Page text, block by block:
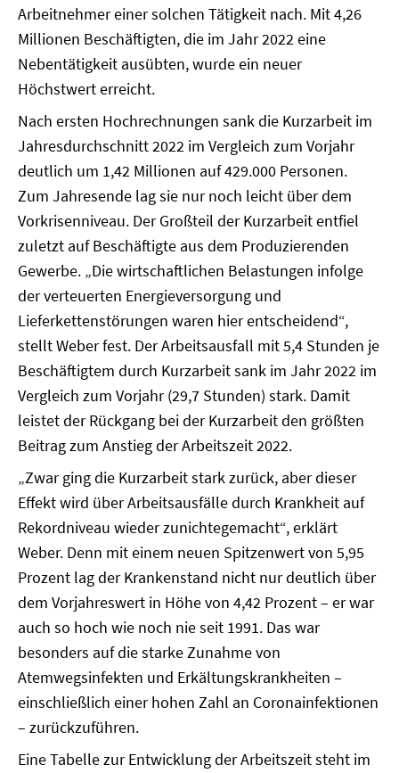
Arbeitnehmer einer solchen Tätigkeit nach. Mit 4,26
Millionen Beschäftigten, die im Jahr 2022 eine
Nebentätigkeit ausübten, wurde ein neuer
Höchstwert erreicht.
Nach ersten Hochrechnungen sank die Kurzarbeit im
Jahresdurchschnitt 2022 im Vergleich zum Vorjahr
deutlich um 1,42 Millionen auf 429.000 Personen.
Zum Jahresende lag sie nur noch leicht über dem
Vorkrisenniveau. Der Großteil der Kurzarbeit entfiel
zuletzt auf Beschäftigte aus dem Produzierenden
Gewerbe. „Die wirtschaftlichen Belastungen infolge
der verteuerten Energieversorgung und
Lieferkettenstörungen waren hier entscheidend“,
stellt Weber fest. Der Arbeitsausfall mit 5,4 Stunden je
Beschäftigtem durch Kurzarbeit sank im Jahr 2022 im
Vergleich zum Vorjahr (29,7 Stunden) stark. Damit
leistet der Rückgang bei der Kurzarbeit den größten
Beitrag zum Anstieg der Arbeitszeit 2022.
„Zwar ging die Kurzarbeit stark zurück, aber dieser
Effekt wird über Arbeitsausfälle durch Krankheit auf
Rekordniveau wieder zunichtegemacht“, erklärt
Weber. Denn mit einem neuen Spitzenwert von 5,95
Prozent lag der Krankenstand nicht nur deutlich über
dem Vorjahreswert in Höhe von 4,42 Prozent – er war
auch so hoch wie noch nie seit 1991. Das war
besonders auf die starke Zunahme von
Atemwegsinfekten und Erkältungskrankheiten –
einschließlich einer hohen Zahl an Coronainfektionen
– zurückzuführen.
Eine Tabelle zur Entwicklung der Arbeitszeit steht im